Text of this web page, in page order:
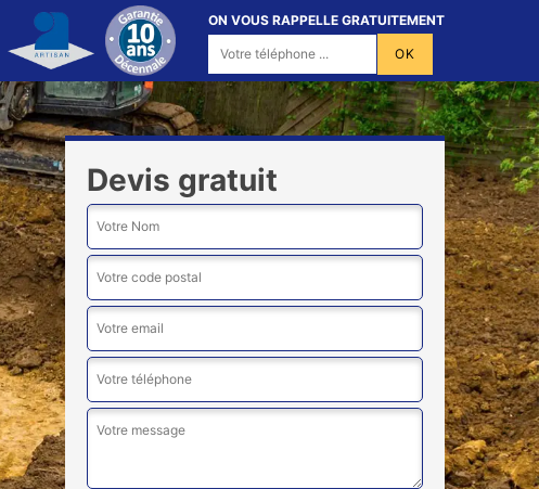
ON VOUS RAPPELLE GRATUITEMENT
Devis gratuit